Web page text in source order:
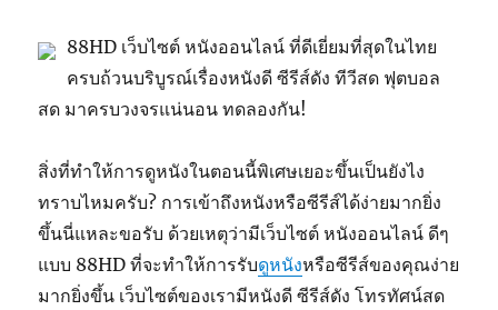
88HD เว็บไซต์ หนังออนไลน์ ที่ดีเยี่ยมที่สุดในไทย
ครบถ้วนบริบูรณ์เรื่องหนังดี ซีรีส์ดัง ทีวีสด ฟุตบอล
สด มาครบวงจรแน่นอน ทดลองกัน!
สิ่งที่ทำให้การดูหนังในตอนนี้พิเศษเยอะขึ้นเป็นยังไง
ทราบไหมครับ? การเข้าถึงหนังหรือซีรีส์ได้ง่ายมากยิ่ง
ขึ้นนี่แหละขอรับ ด้วยเหตุว่ามีเว็บไซต์ หนังออนไลน์ ดีๆ
แบบ 88HD ที่จะทำให้การรับดูหนังหรือซีรีส์ของคุณง่าย
มากยิ่งขึ้น เว็บไซต์ของเรามีหนังดี ซีรีส์ดัง โทรทัศน์สด